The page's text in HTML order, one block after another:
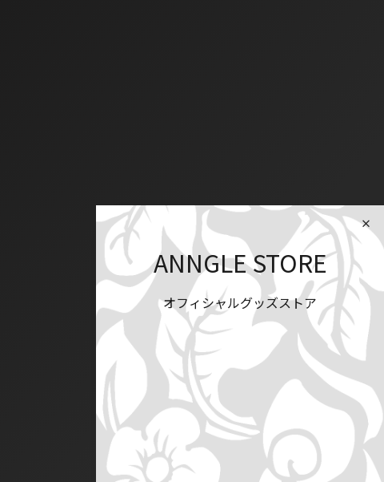
ANNGLE STORE
オフィシャルグッズストア